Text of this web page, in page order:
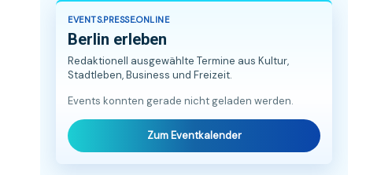
EVENTS.PRESSE.ONLINE
Berlin erleben
Redaktionell ausgewählte Termine aus Kultur,
Stadtleben, Business und Freizeit.
Events konnten gerade nicht geladen werden.
Zum Eventkalender